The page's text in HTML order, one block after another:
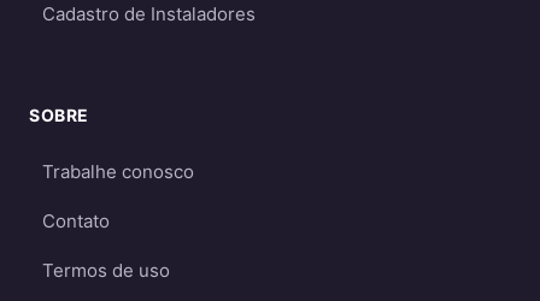
Cadastro de Instaladores
SOBRE
Trabalhe conosco
Contato
Termos de uso